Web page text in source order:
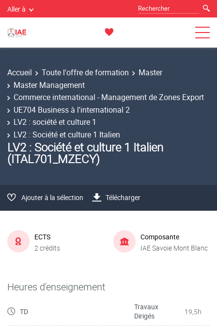
Aller à
Accueil Toute l'offre de formation
Master
Master Management
Commerce international - Management de Zones Export
UE704 Business à l'international 2
LV2 : société et culture 1
LV2 : Société et culture 1 Italien
LV2 : Société et culture 1 Italien
(ITAL701_MZECY)
Ajouter à la sélection Télécharger
ECTS
2 crédits
Composante
IAE Savoie Mont Blanc
Heures d'enseignement
TD
Travaux
Dirigés
19,5h